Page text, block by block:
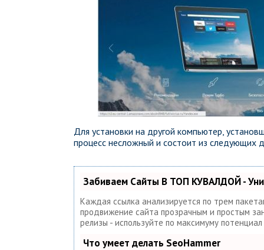
Для установки на другой компьютер,
процесс несложный и состоит из следующих
Забиваем Сайты В ТОП КУВАЛДОЙ -
Каждая ссылка анализируется по трем
продвижение сайта прозрачным и простым
релизы - используйте по максимуму
Что умеет делать SeoHammer